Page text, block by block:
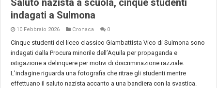
Saluto nazista a scuola, cinque studenti
indagati a Sulmona
10 Febbraio 2026 Cronaca 0
Cinque studenti del liceo classico Giambattista Vico di Sulmona sono
indagati dalla Procura minorile dell’Aquila per propaganda e
istigazione a delinquere per motivi di discriminazione razziale.
L’indagine riguarda una fotografia che ritrae gli studenti mentre
effettuano il saluto nazista accanto a una bandiera con la svastica.